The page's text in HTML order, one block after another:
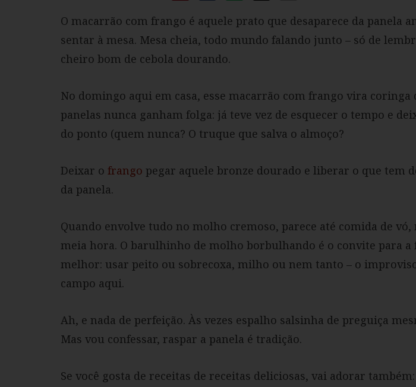
O macarrão com frango é aquele prato que desaparece da panela
sentar à mesa. Mesa cheia, todo mundo falando junto – só de
cheiro bom de cebola dourando.
No domingo aqui em casa, esse macarrão com frango vira coringa
panelas nunca ganham folga: já teve vez de esquecer o tempo e
do ponto (quem nunca? O truque que salva o almoço?
Deixar o frango pegar aquele bronze dourado e liberar o que tem
da panela.
Quando envolve tudo no molho cremoso, parece até comida de
meia hora. O barulhinho de molho borbulhando é o convite para a
melhor: usar peito ou sobrecoxa, milho ou nem tanto – o
campo aqui.
Ah, e nada de perfeição. Às vezes espalho salsinha de preguiça
Mas vou confessar, raspar a panela é tradição.
Se você gosta de receitas de receitas deliciosas, vai adorar também: